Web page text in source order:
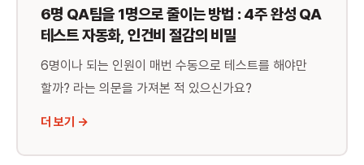
6명 QA팀을 1명으로 줄이는 방법 : 4주 완성 QA
테스트 자동화, 인건비 절감의 비밀
6명이나 되는 인원이 매번 수동으로 테스트를 해야만
할까? 라는 의문을 가져본 적 있으신가요?
더 보기 →